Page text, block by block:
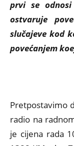
prvi se
ostvaruje
slučajeve kod
povećanjem
Pretpostavimo
radio na
je cijena rada